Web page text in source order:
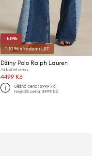
-50%
*-10 % s kódem: LST
Džíny Polo Ralph Lauren
Aktuální cena:
4499 Kč
Běžná cena: 8999 Kč
Nejnižší cena: 8999 Kč